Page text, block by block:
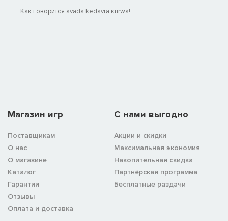
Как говорится avada kedavra кurwа!
Магазин игр
Поставщикам
О нас
О магазине
Каталог
Гарантии
Отзывы
Оплата и доставка
C нами выгодно
Акции и скидки
Максимальная экономия
Накопительная скидка
Партнёрская программа
Бесплатные раздачи